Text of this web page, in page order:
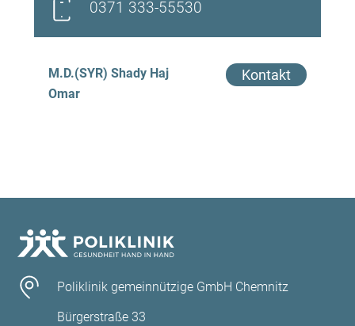
0371 333-55530
M.D.(SYR) Shady Haj
Omar
Kontakt
Poliklinik gemeinnützige GmbH Chemnitz
Bürgerstraße 33